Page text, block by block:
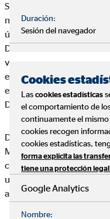
S.A., indica que la
notable crecimiento que
último año. La directiva
Delegación asume
volumen de negocio y
etapa “que coincide con
equipo de Coordinadores
Directora Regional”.
De hecho, para García,
Madrid con respecto a
concentran personas de
una mayor
ahorro y planificación”.
Duración:
Sesión del navegador
Cookies
Las cookies estadísticas
el comportamiento de
continuamente el
cookies recogen
cookies estadísticas,
forma explícita las
tiene una protección
Google Analytics
Nombre: